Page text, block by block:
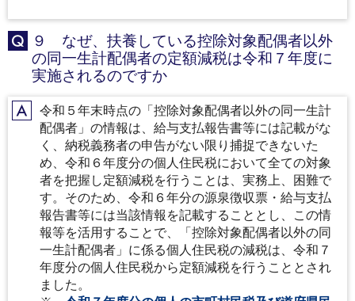
Q
９ なぜ、扶養している控除対象配偶者以外
の同一生計配偶者の定額減税は令和７年度に
実施されるのですか
A令和５年末時点の「控除対象配偶者以外の同一生計
配偶者」の情報は、給与支払報告書等には記載がな
く、納税義務者の申告がない限り捕捉できないた
め、令和６年度分の個人住民税において全ての対象
者を把握し定額減税を行うことは、実務上、困難で
す。そのため、令和６年分の源泉徴収票・給与支払
報告書等には当該情報を記載することとし、この情
報等を活用することで、「控除対象配偶者以外の同
一生計配偶者」に係る個人住民税の減税は、令和７
年度分の個人住民税から定額減税を行うこととされ
ました。